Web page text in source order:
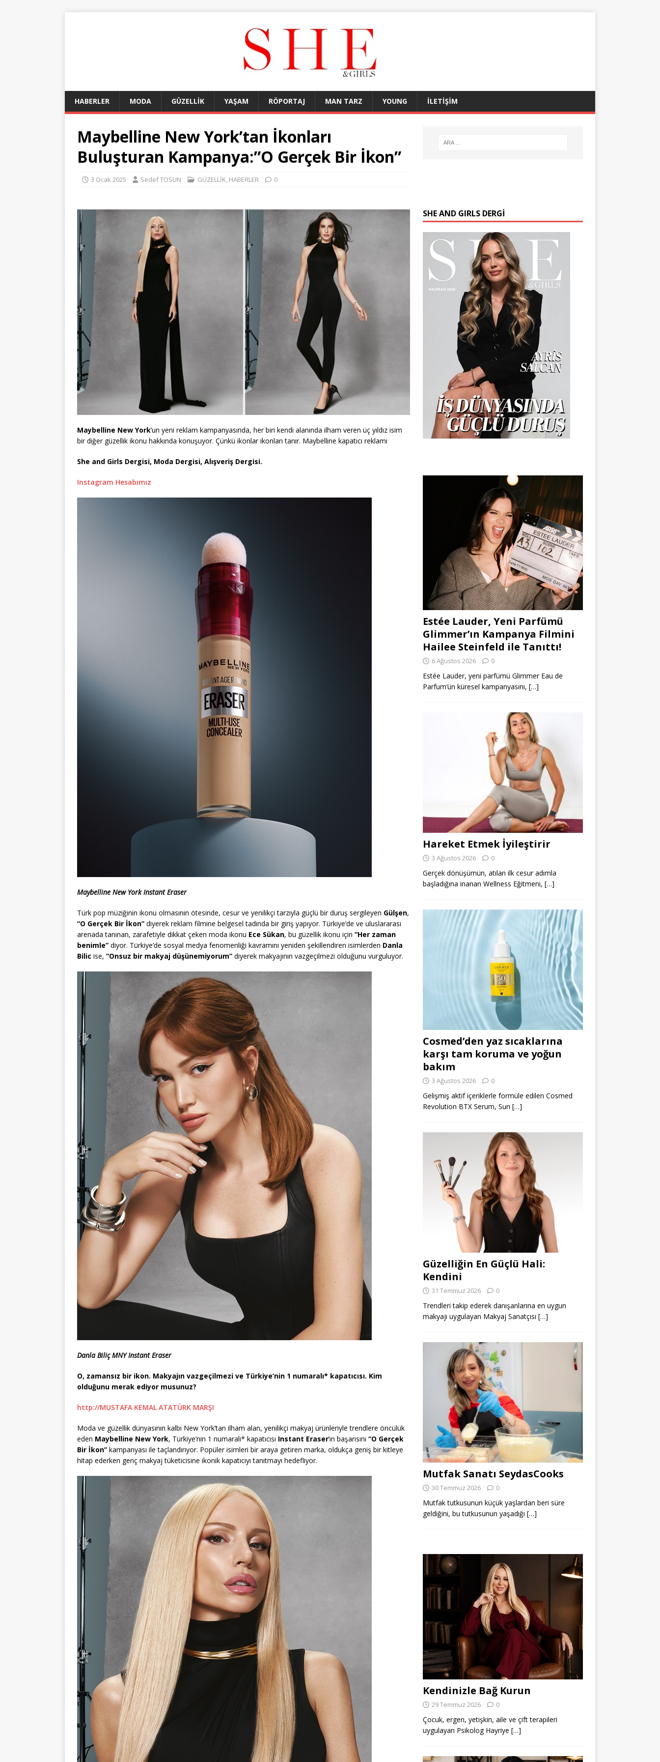
HABERLER MODA GÜZELLİK YAŞAM RÖPORTAJ MAN TARZ YOUNG İLETİŞİM
Maybelline New York’tan İkonları
Buluşturan Kampanya:”O Gerçek Bir İkon”
3 Ocak 2025 Sedef TOSUN GÜZELLİK, HABERLER 0
Maybelline New York’un yeni reklam kampanyasında, her biri kendi alanında ilham veren üç yıldız isim
bir diğer güzellik ikonu hakkında konuşuyor. Çünkü ikonlar ikonları tanır. Maybelline kapatıcı reklamı
She and Girls Dergisi, Moda Dergisi, Alışveriş Dergisi.
Instagram Hesabımız
Maybelline New York Instant Eraser
Türk pop müziğinin ikonu olmasının ötesinde, cesur ve yenilikçi tarzıyla güçlü bir duruş sergileyen Gülşen,
“O Gerçek Bir İkon” diyerek reklam filmine belgesel tadında bir giriş yapıyor. Türkiye’de ve uluslararası
arenada tanınan, zarafetiyle dikkat çeken moda ikonu Ece Sükan, bu güzellik ikonu için “Her zaman
benimle” diyor. Türkiye’de sosyal medya fenomenliği kavramını yeniden şekillendiren isimlerden Danla
Bilic ise, “Onsuz bir makyaj düşünemiyorum” diyerek makyajının vazgeçilmezi olduğunu vurguluyor.
Danla Biliç MNY Instant Eraser
O, zamansız bir ikon. Makyajın vazgeçilmezi ve Türkiye’nin 1 numaralı* kapatıcısı. Kim
olduğunu merak ediyor musunuz?
http://MUSTAFA KEMAL ATATÜRK MARŞI
Moda ve güzellik dünyasının kalbi New York’tan ilham alan, yenilikçi makyaj ürünleriyle trendlere öncülük
eden Maybelline New York, Türkiye’nin 1 numaralı* kapatıcısı Instant Eraser’ın başarısını “O Gerçek
Bir İkon” kampanyası ile taçlandırıyor. Popüler isimleri bir araya getiren marka, oldukça geniş bir kitleye
hitap ederken genç makyaj tüketicisine ikonik kapatıcıyı tanıtmayı hedefliyor.
SHE AND GIRLS DERGİ
Estée Lauder, Yeni Parfümü
Glimmer’ın Kampanya Filmini
Hailee Steinfeld ile Tanıttı!
6 Ağustos 2026 0
Estée Lauder, yeni parfümü Glimmer Eau de
Parfum’ün küresel kampanyasını, […]
Hareket Etmek İyileştirir
3 Ağustos 2026 0
Gerçek dönüşümün, atılan ilk cesur adımla
başladığına inanan Wellness Eğitmeni, […]
Cosmed’den yaz sıcaklarına
karşı tam koruma ve yoğun
bakım
3 Ağustos 2026 0
Gelişmiş aktif içeriklerle formüle edilen Cosmed
Revolution BTX Serum, Sun […]
Güzelliğin En Güçlü Hali:
Kendini
31 Temmuz 2026 0
Trendleri takip ederek danışanlarına en uygun
makyajı uygulayan Makyaj Sanatçısı […]
Mutfak Sanatı SeydasCooks
30 Temmuz 2026 0
Mutfak tutkusunun küçük yaşlardan beri süre
geldiğini, bu tutkusunun yaşadığı […]
Kendinizle Bağ Kurun
29 Temmuz 2026 0
Çocuk, ergen, yetişkin, aile ve çift terapileri
uygulayan Psikolog Hayriye […]